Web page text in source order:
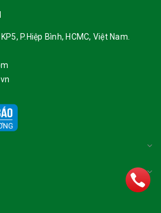
P.Hiệp Bình, HCMC, Việt Nam.